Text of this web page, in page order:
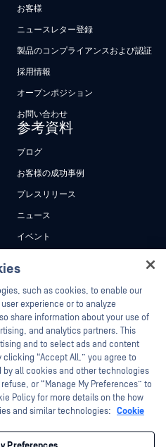
お客様
ニュースレター登録
製品のコンプライアンスおよび認証
採用情報
オープンポジション
お問い合わせ
参考資料
ブログ
お客様の成功事例
プレスリリース
ニュース
イベント
ホワイトペーパー
無料ツール
、MetaDefender、Metascan、
No Device.、OPSWAT 、Protecting the
Technology、InQuest、InQuestロゴ、
such as cookies, to enable our
experience or to analyze
share information about your use of
and analytics partners. This
and to select ads and content
“Accept All,” you agree to
all cookies and other technologies
or “Manage My Preferences” to
Policy for more details on the how
and similar technologies: Cookie
OPSWAT virtual assistant.
help you secure what's critical